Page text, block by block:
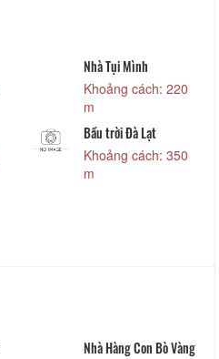
Nhà Tụi Mình
Khoảng cách: 220
m
Bầu trời Đà Lạt
Khoảng cách: 350
m
Nhà Hàng Con Bò Vàng